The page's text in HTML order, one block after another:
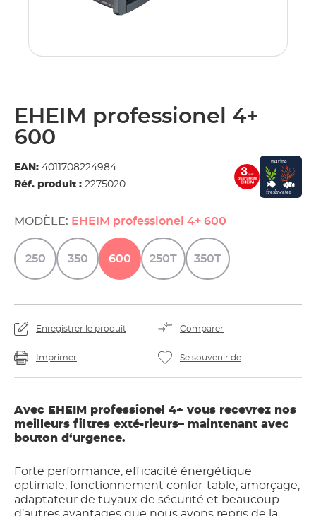
EHEIM professionel 4+
600
EAN: 4011708224984
Réf. produit : 2275020
MODÈLE: EHEIM professionel 4+ 600
250 350 600 250T 350T
Enregistrer le produit Comparer
Imprimer Se souvenir de
Avec EHEIM professionel 4+ vous recevrez nos
meilleurs filtres exté-rieurs– maintenant avec
bouton d‘urgence.
Forte performance, efficacité énergétique
optimale, fonctionnement confor-table, amorçage,
adaptateur de tuyaux de sécurité et beaucoup